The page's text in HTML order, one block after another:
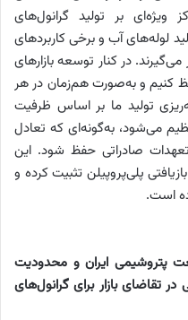
بر تولید گرانول‌های
لوله‌های آب و برخی کاربردهای
می‌گیرند. در کنار توسعه بازارهای
حفظ کنیم و به‌صورت هم‌زمان در هر
تولید ما بر اساس ظرفیت
می‌شود، به‌گونه‌ای که تعادل
صادراتی حفظ شود. این
پلی‌پروپیلن تثبیت کرده و
است.
پتروشیمی ایران و محدودیت
تقاضای بازار برای گرانول‌های